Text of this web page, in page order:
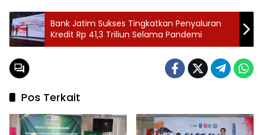
Bank Jatim Sukses Tingkatkan Penyaluran
Kredit Rp 41,3 Triliun Selama Pandemi
Pos Terkait